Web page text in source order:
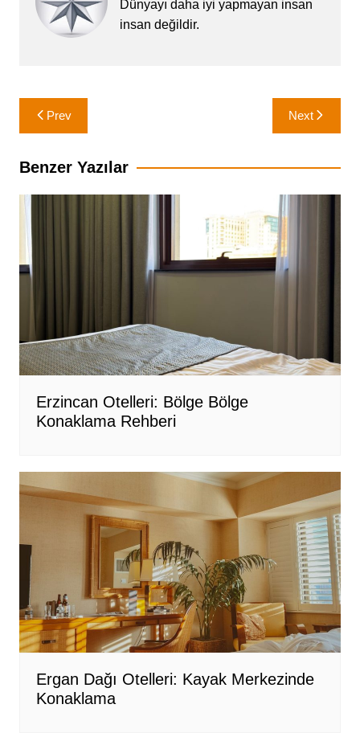
Dünyayı daha iyi yapmayan insan
insan değildir.
Yazı
gezinmesi
Prev Next
Benzer Yazılar
Erzincan Otelleri: Bölge Bölge
Konaklama Rehberi
Ergan Dağı Otelleri: Kayak Merkezinde
Konaklama